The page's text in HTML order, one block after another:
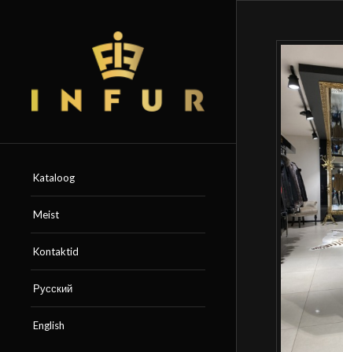
Kataloog
Meist
Kontaktid
Русский
English